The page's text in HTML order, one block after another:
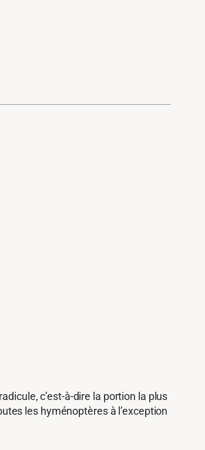
c’est-à-dire la portion la plus
les hyménoptères à l’exception